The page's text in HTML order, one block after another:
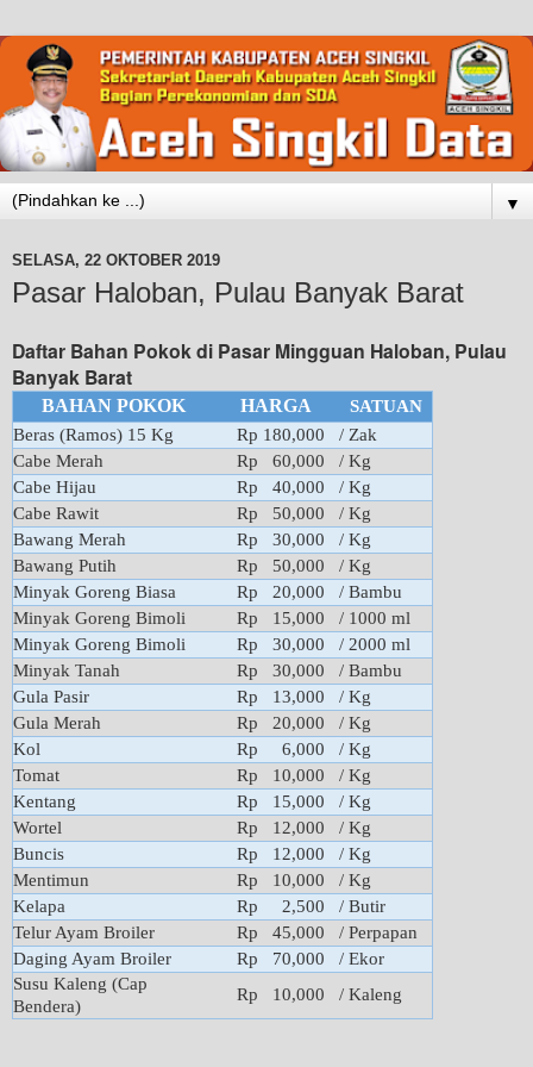
▼
SELASA, 22 OKTOBER 2019
Pasar Haloban, Pulau Banyak Barat
Daftar Bahan Pokok di Pasar Mingguan Haloban, Pulau
Banyak Barat
BAHAN POKOK HARGA
SATUAN
Beras (Ramos) 15 Kg
Rp 180,000
/ Zak
Cabe Merah
Rp 60,000
/ Kg
Cabe Hijau
Rp 40,000
/ Kg
Cabe Rawit
Rp 50,000
/ Kg
Bawang Merah
Rp 30,000
/ Kg
Bawang Putih
Rp 50,000
/ Kg
Minyak Goreng Biasa
Rp 20,000
/ Bambu
Minyak Goreng Bimoli
Rp 15,000
/ 1000 ml
Minyak Goreng Bimoli
Rp 30,000
/ 2000 ml
Minyak Tanah
Rp 30,000
/ Bambu
Gula Pasir
Rp 13,000
/ Kg
Gula Merah
Rp 20,000
/ Kg
Kol
Rp 6,000
/ Kg
Tomat
Rp 10,000
/ Kg
Kentang
Rp 15,000
/ Kg
Wortel
Rp 12,000
/ Kg
Buncis
Rp 12,000
/ Kg
Mentimun
Rp 10,000
/ Kg
Kelapa
Rp 2,500
/ Butir
Telur Ayam Broiler
Rp 45,000
/ Perpapan
Daging Ayam Broiler
Rp 70,000
/ Ekor
Susu Kaleng (Cap
Bendera)
Rp 10,000 / Kaleng